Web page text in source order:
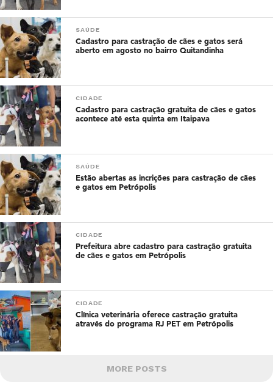
SAÚDE
Cadastro para castração de cães e gatos será
aberto em agosto no bairro Quitandinha
CIDADE
Cadastro para castração gratuita de cães e gatos
acontece até esta quinta em Itaipava
SAÚDE
Estão abertas as incrições para castração de cães
e gatos em Petrópolis
CIDADE
Prefeitura abre cadastro para castração gratuita
de cães e gatos em Petrópolis
CIDADE
Clínica veterinária oferece castração gratuita
através do programa RJ PET em Petrópolis
MORE POSTS